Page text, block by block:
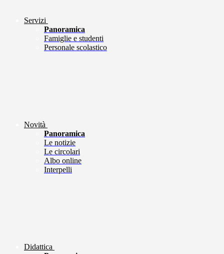
Servizi
Panoramica
Famiglie e studenti
Personale scolastico
Novità
Panoramica
Le notizie
Le circolari
Albo online
Interpelli
Didattica